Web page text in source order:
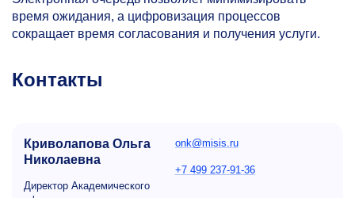
время ожидания, а цифровизация процессов
сокращает время согласования и получения услуги.
Контакты
Криволапова Ольга
Николаевна
Директор Академического
onk@misis.ru
+7 499 237-91-36